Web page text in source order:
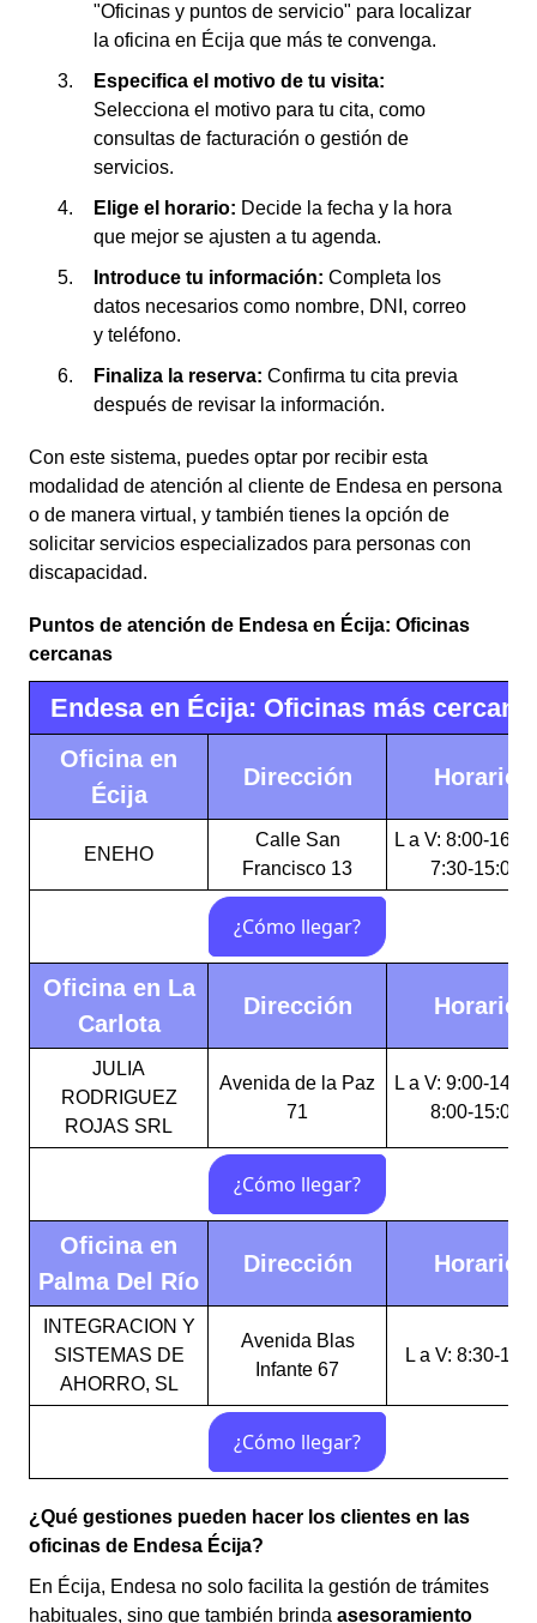
"Oficinas y puntos de servicio" para localizar
la oficina en Écija que más te convenga.
Especifica el motivo de tu visita:
Selecciona el motivo para tu cita, como
consultas de facturación o gestión de
servicios.
Elige el horario: Decide la fecha y la hora
que mejor se ajusten a tu agenda.
Introduce tu información: Completa los
datos necesarios como nombre, DNI, correo
y teléfono.
Finaliza la reserva: Confirma tu cita previa
después de revisar la información.
Con este sistema, puedes optar por recibir esta
modalidad de atención al cliente de Endesa en persona
o de manera virtual, y también tienes la opción de
solicitar servicios especializados para personas con
discapacidad.
Puntos de atención de Endesa en Écija: Oficinas
cercanas
Endesa en Écija: Oficinas más
Oficina en
Écija
Dirección Horario
ENEHO
Calle San
Francisco 13
L a V: 8:00-
7:30-15:00
Oficina en La
Carlota
Dirección Horario
JULIA
RODRIGUEZ
ROJAS SRL
Avenida de la Paz
71
L a V: 9:00-
8:00-15:00
Oficina en
Palma Del Río
Dirección Horario
INTEGRACION Y
SISTEMAS DE
AHORRO, SL
Avenida Blas
Infante 67
L a V: 8:30-
¿Qué gestiones pueden hacer los clientes en las
oficinas de Endesa Écija?
En Écija, Endesa no solo facilita la gestión de trámites
habituales, sino que también brinda asesoramiento